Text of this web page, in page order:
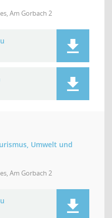
Am Gorbach 2
Umwelt und
Am Gorbach 2